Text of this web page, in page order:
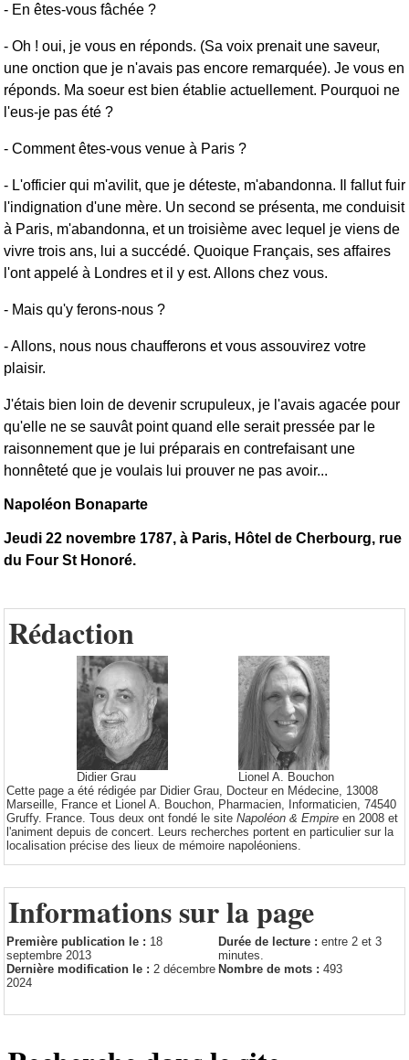
- En êtes-vous fâchée ?
- Oh ! oui, je vous en réponds. (Sa voix prenait une saveur,
une onction que je n'avais pas encore remarquée). Je vous en
réponds. Ma soeur est bien établie actuellement. Pourquoi ne
l'eus-je pas été ?
- Comment êtes-vous venue à Paris ?
- L'officier qui m'avilit, que je déteste, m'abandonna. Il fallut fuir
l'indignation d'une mère. Un second se présenta, me conduisit
à Paris, m'abandonna, et un troisième avec lequel je viens de
vivre trois ans, lui a succédé. Quoique Français, ses affaires
l'ont appelé à Londres et il y est. Allons chez vous.
- Mais qu'y ferons-nous ?
- Allons, nous nous chaufferons et vous assouvirez votre
plaisir.
J'étais bien loin de devenir scrupuleux, je l'avais agacée pour
qu'elle ne se sauvât point quand elle serait pressée par le
raisonnement que je lui préparais en contrefaisant une
honnêteté que je voulais lui prouver ne pas avoir...
Napoléon Bonaparte
Jeudi 22 novembre 1787, à Paris, Hôtel de Cherbourg, rue
du Four St Honoré.
Rédaction
Didier Grau
Lionel A. Bouchon
Cette page a été rédigée par Didier Grau, Docteur en Médecine, 13008
Marseille, France et Lionel A. Bouchon, Pharmacien, Informaticien, 74540
Gruffy. France. Tous deux ont fondé le site Napoléon & Empire en 2008 et
l'animent depuis de concert. Leurs recherches portent en particulier sur la
localisation précise des lieux de mémoire napoléoniens.
Informations sur la page
Première publication le : 18
septembre 2013
Durée de lecture : entre 2 et 3
minutes.
Dernière modification le : 2 décembre
2024
Nombre de mots : 493